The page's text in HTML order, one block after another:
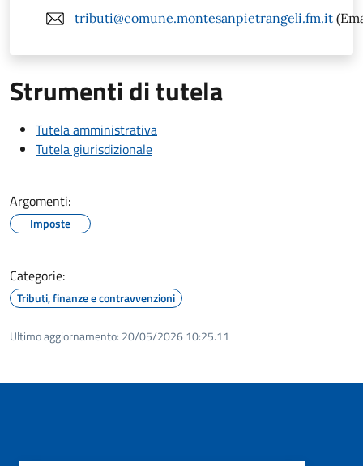
tributi@comune.montesanpietrangeli.fm.it
Strumenti di tutela
Tutela amministrativa
Tutela giurisdizionale
Argomenti:
Imposte
Categorie:
Tributi, finanze e contravvenzioni
Ultimo aggiornamento: 20/05/2026 10:25.11